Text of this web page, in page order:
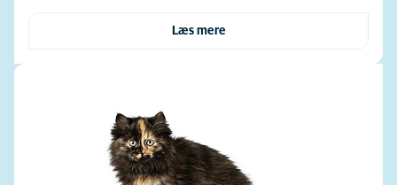
Læs mere